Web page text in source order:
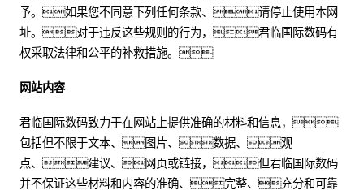
予。如果您不同意下列任何条款、请停止使用本网
址。对于违反这些规则的行为，君临国际数码有
权采取法律和公平的补救措施。
网站内容
君临国际数码致力于在网站上提供准确的材料和信息，
包括但不限于文本、图片、数据、观
点、建议、网页或链接，但君临国际数码
并不保证这些材料和内容的准确、完整、充分和可靠